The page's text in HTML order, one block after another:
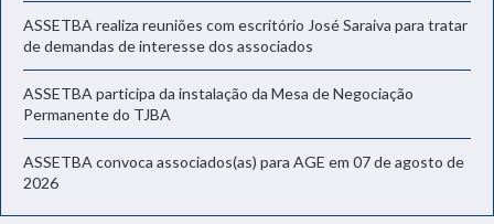
ASSETBA realiza reuniões com escritório José Saraiva para tratar
de demandas de interesse dos associados
ASSETBA participa da instalação da Mesa de Negociação
Permanente do TJBA
ASSETBA convoca associados(as) para AGE em 07 de agosto de
2026